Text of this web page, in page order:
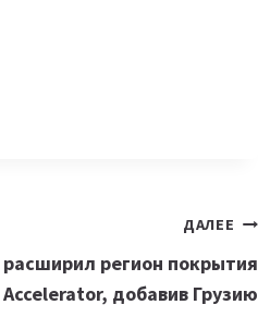
ДАЛЕЕ
регион покрытия
добавив Грузию